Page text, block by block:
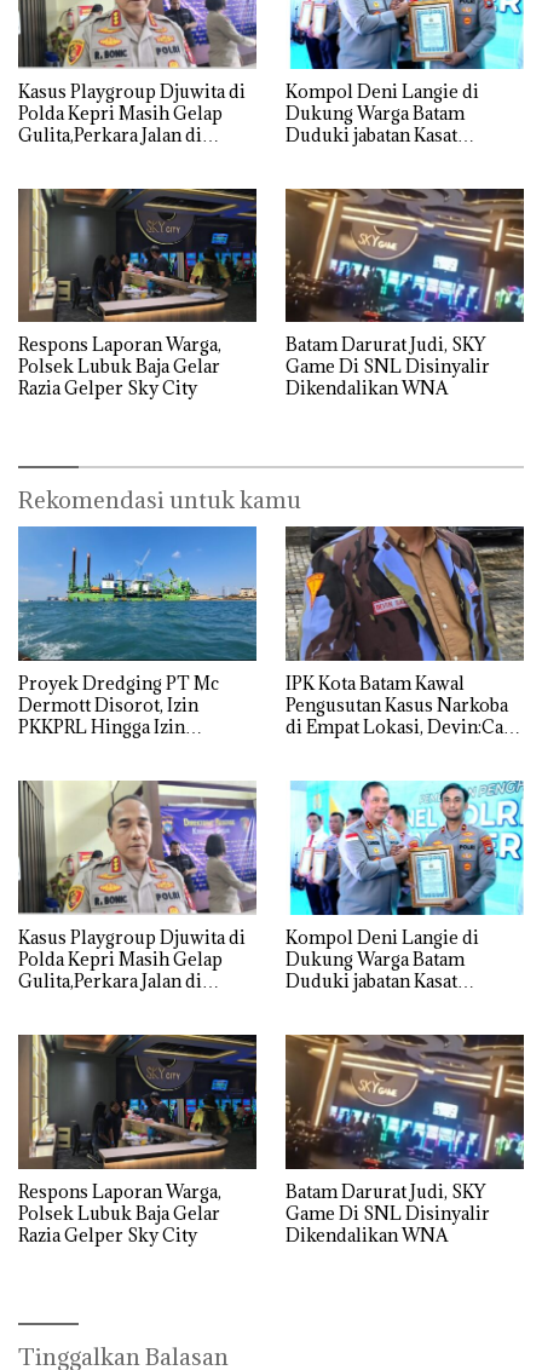
Kasus Playgroup Djuwita di
Polda Kepri Masih Gelap
Gulita,Perkara Jalan di
Kompol Deni Langie di
Dukung Warga Batam
Duduki jabatan Kasat
Respons Laporan Warga,
Polsek Lubuk Baja Gelar
Razia Gelper Sky City
Batam Darurat Judi, SKY
Game Di SNL Disinyalir
Dikendalikan WNA
Rekomendasi untuk kamu
Proyek Dredging PT Mc
Dermott Disorot, Izin
PKKPRL Hingga Izin
IPK Kota Batam Kawal
Pengusutan Kasus Narkoba
di Empat Lokasi, Devin:Cari
Kasus Playgroup Djuwita di
Polda Kepri Masih Gelap
Gulita,Perkara Jalan di
Kompol Deni Langie di
Dukung Warga Batam
Duduki jabatan Kasat
Respons Laporan Warga,
Polsek Lubuk Baja Gelar
Razia Gelper Sky City
Batam Darurat Judi, SKY
Game Di SNL Disinyalir
Dikendalikan WNA
Tinggalkan Balasan